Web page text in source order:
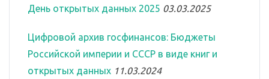
День открытых данных 2025 03.03.2025
Цифровой архив госфинансов: Бюджеты
Российской империи и СССР в виде книг и
открытых данных 11.03.2024